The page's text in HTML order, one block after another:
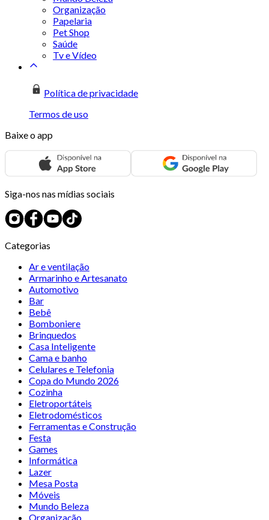
Organização
Papelaria
Pet Shop
Saúde
Tv e Vídeo
Política de privacidade
Termos de uso
Baixe o app
Siga-nos nas mídias sociais
Categorias
Ar e ventilação
Armarinho e Artesanato
Automotivo
Bar
Bebê
Bomboniere
Brinquedos
Casa Inteligente
Cama e banho
Celulares e Telefonia
Copa do Mundo 2026
Cozinha
Eletroportáteis
Eletrodomésticos
Ferramentas e Construção
Festa
Games
Informática
Lazer
Mesa Posta
Móveis
Mundo Beleza
Organização